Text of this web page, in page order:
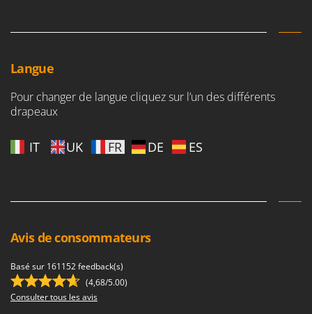
Shark
Simatech
Sirman
Skil
Smeg
Spiralmac
Spring Protezione
Spyro
Stanley
Langue
Pour changer de langue cliquez sur l’un des différents
drapeaux
IT UK FR DE ES
Avis de consommateurs
Basé sur 161152 feedback(s)
(4,68/5.00)
Consulter tous les avis